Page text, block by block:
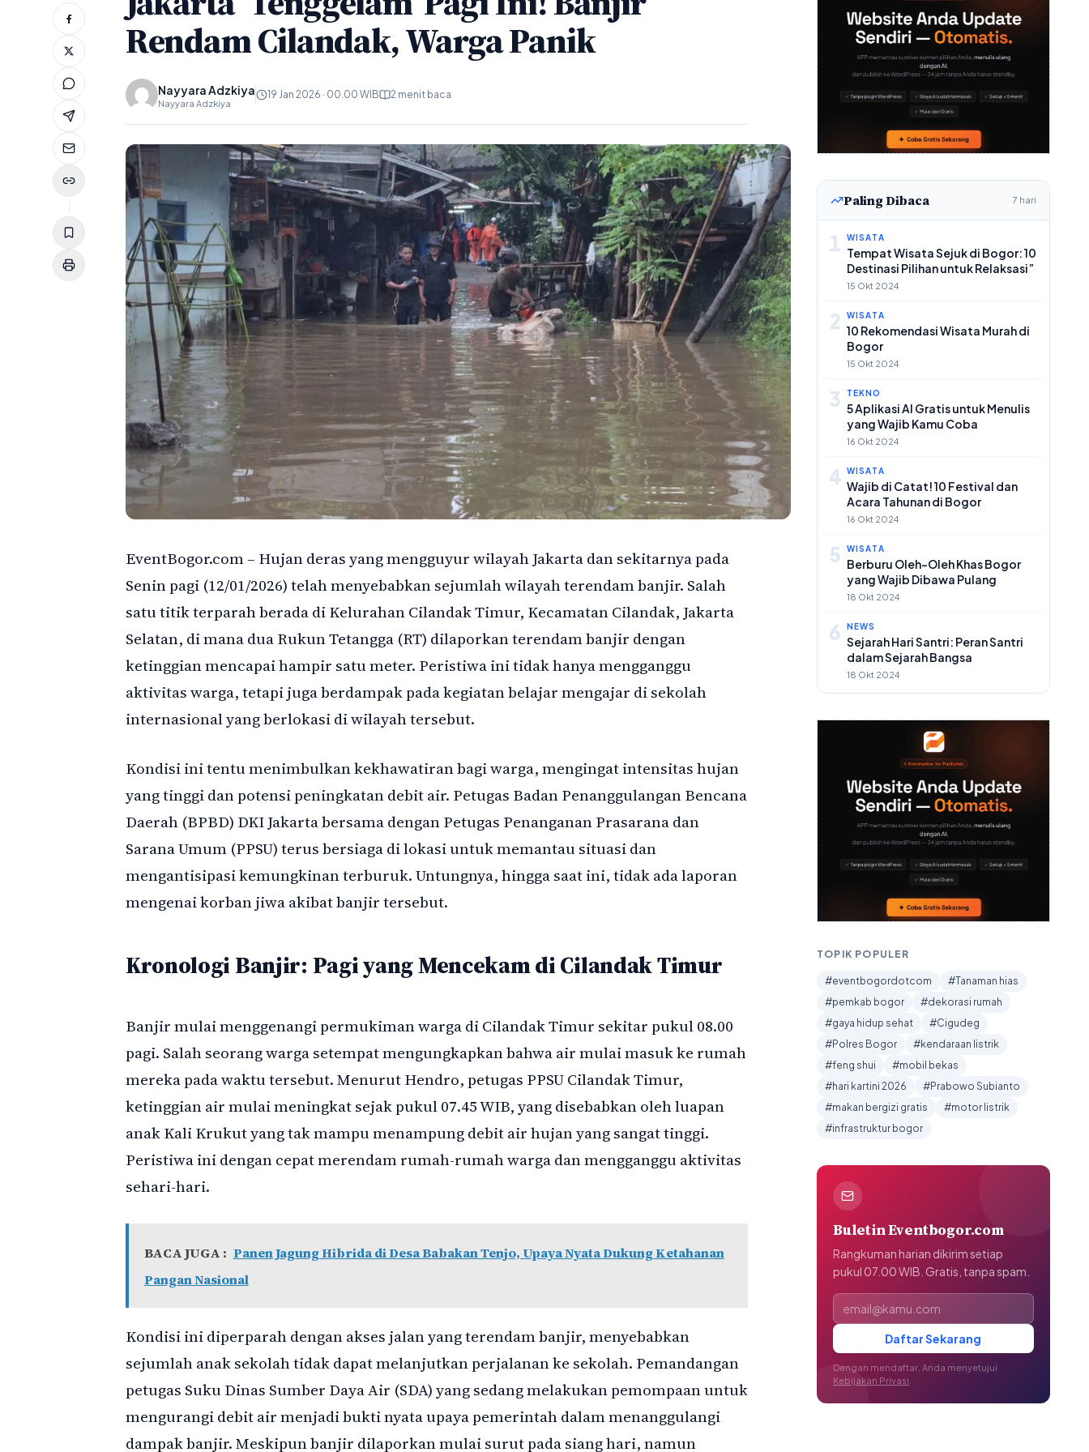
Rendam Cilandak, Warga Panik
Nayyara Adzkiya
Nayyara Adzkiya
19 Jan 2026 · 00.00 WIB 2 menit baca
EventBogor.com – Hujan deras yang mengguyur wilayah Jakarta dan sekitarnya pada
Senin pagi (12/01/2026) telah menyebabkan sejumlah wilayah terendam banjir. Salah
satu titik terparah berada di Kelurahan Cilandak Timur, Kecamatan Cilandak, Jakarta
Selatan, di mana dua Rukun Tetangga (RT) dilaporkan terendam banjir dengan
ketinggian mencapai hampir satu meter. Peristiwa ini tidak hanya mengganggu
aktivitas warga, tetapi juga berdampak pada kegiatan belajar mengajar di sekolah
internasional yang berlokasi di wilayah tersebut.
Kondisi ini tentu menimbulkan kekhawatiran bagi warga, mengingat intensitas hujan
yang tinggi dan potensi peningkatan debit air. Petugas Badan Penanggulangan Bencana
Daerah (BPBD) DKI Jakarta bersama dengan Petugas Penanganan Prasarana dan
Sarana Umum (PPSU) terus bersiaga di lokasi untuk memantau situasi dan
mengantisipasi kemungkinan terburuk. Untungnya, hingga saat ini, tidak ada laporan
mengenai korban jiwa akibat banjir tersebut.
Kronologi Banjir: Pagi yang Mencekam di Cilandak Timur
Banjir mulai menggenangi permukiman warga di Cilandak Timur sekitar pukul 08.00
pagi. Salah seorang warga setempat mengungkapkan bahwa air mulai masuk ke rumah
mereka pada waktu tersebut. Menurut Hendro, petugas PPSU Cilandak Timur,
ketinggian air mulai meningkat sejak pukul 07.45 WIB, yang disebabkan oleh luapan
anak Kali Krukut yang tak mampu menampung debit air hujan yang sangat tinggi.
Peristiwa ini dengan cepat merendam rumah-rumah warga dan mengganggu aktivitas
sehari-hari.
BACA JUGA : Panen Jagung Hibrida di Desa Babakan Tenjo, Upaya Nyata Dukung Ketahanan
Pangan Nasional
Kondisi ini diperparah dengan akses jalan yang terendam banjir, menyebabkan
sejumlah anak sekolah tidak dapat melanjutkan perjalanan ke sekolah. Pemandangan
petugas Suku Dinas Sumber Daya Air (SDA) yang sedang melakukan pemompaan untuk
mengurangi debit air menjadi bukti nyata upaya pemerintah dalam menanggulangi
dampak banjir. Meskipun banjir dilaporkan mulai surut pada siang hari, namun
Paling Dibaca 7 hari
1 WISATA
Tempat Wisata Sejuk di Bogor: 10
Destinasi Pilihan untuk Relaksasi”
15 Okt 2024
2 WISATA
10 Rekomendasi Wisata Murah di
Bogor
15 Okt 2024
3 TEKNO
5 Aplikasi AI Gratis untuk Menulis
yang Wajib Kamu Coba
16 Okt 2024
4 WISATA
Wajib di Catat! 10 Festival dan
Acara Tahunan di Bogor
16 Okt 2024
5 WISATA
Berburu Oleh-Oleh Khas Bogor
yang Wajib Dibawa Pulang
18 Okt 2024
6 NEWS
Sejarah Hari Santri: Peran Santri
dalam Sejarah Bangsa
18 Okt 2024
TOPIK POPULER
#eventbogordotcom
#Tanaman hias
#pemkab bogor
#dekorasi rumah
#gaya hidup sehat
#Cigudeg
#Polres Bogor
#kendaraan listrik
#feng shui
#mobil bekas
#hari kartini 2026
#Prabowo Subianto
#makan bergizi gratis
#motor listrik
#infrastruktur bogor
Buletin Eventbogor.com
Rangkuman harian dikirim setiap
pukul 07.00 WIB. Gratis, tanpa spam.
Alamat email
Daftar Sekarang
Dengan mendaftar, Anda menyetujui
Kebijakan Privasi